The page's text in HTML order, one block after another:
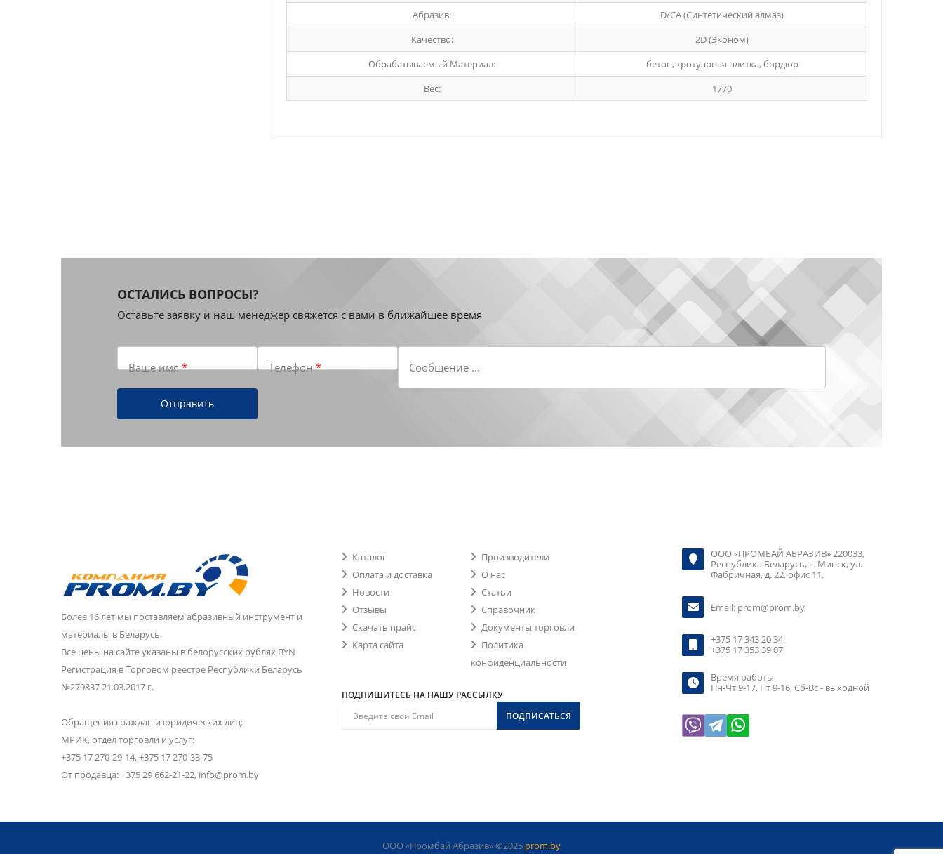
Абразив:
D/СА (Синтетический алмаз)
Качество:
2D (Эконом)
Обрабатываемый Материал:
бетон, тротуарная плитка, бордюр
Вес:
1770
ОСТАЛИСЬ ВОПРОСЫ?
Оставьте заявку и наш менеджер свяжется с вами в ближайшее время
Ваше имя* Телефон* Сообщение ...
Более 16 лет мы поставляем абразивный инструмент и
материалы в Беларусь
Все цены на сайте указаны в белорусских рублях BYN
Регистрация в Торговом реестре Республики Беларусь
№279837 21.03.2017 г.
Обращения граждан и юридических лиц:
МРИК, отдел торговли и услуг:
+375 17 270-29-14, +375 17 270-33-75
От продавца: +375 29 662-21-22, info@prom.by
Каталог
Производители
Оплата и доставка
О нас
Новости
Статьи
Отзывы
Справочник
Скачать прайс
Документы торговли
Карта сайта
Политика
конфиденциальности
ПОДПИШИТЕСЬ НА НАШУ РАССЫЛКУ
ПОДПИСАТЬСЯ
ООО «ПРОМБАЙ АБРАЗИВ» 220033,
Республика Беларусь, г. Минск, ул.
Фабричная, д. 22, офис 11.
Email: prom@prom.by
+375 17 343 20 34
+375 17 353 39 07
Время работы
Пн-Чт 9-17, Пт 9-16, Сб-Вс - выходной
ООО «Промбай Абразив» ©2025 prom.by